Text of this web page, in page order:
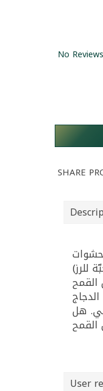
No Reviews
SHARE
كوب برغل مع 2 كوب مي/ماء مغلي. هل
User